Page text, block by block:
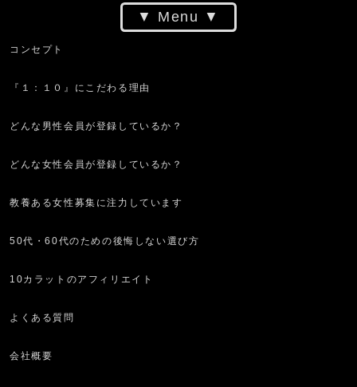
Menu
コンセプト
『１：１０』にこだわる理由
どんな男性会員が登録しているか？
どんな女性会員が登録しているか？
教養ある女性募集に注力しています
50代・60代のための後悔しない選び方
10カラットのアフィリエイト
よくある質問
会社概要